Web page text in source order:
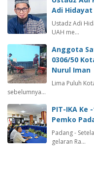
Adi Hidayat
Ustadz Adi
UAH me…
Anggota
0306/50
Nurul Iman
Lima Puluh
sebelumnya…
PIT-IKA Ke
Pemko
Padang -
gelaran Ra…